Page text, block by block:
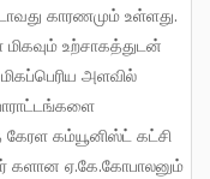
காரணமும் உள்ளது.
உற்சாகத்துடன்
அளவில்
கேரள கம்யூனிஸ்ட் கட்சி
களான ஏ.கே.கோபாலனும்